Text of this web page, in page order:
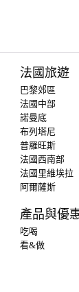
法國旅遊
巴黎郊區
法國中部
諾曼底
布列塔尼
普羅旺斯
法國西南部
法國里維埃拉
阿爾薩斯
產品與優
吃喝
看&做